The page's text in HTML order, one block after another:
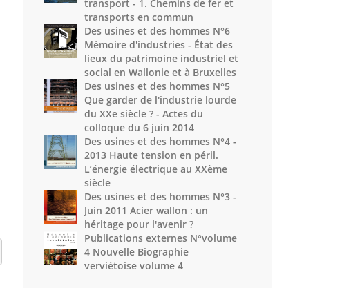
transport - 1. Chemins de fer et
transports en commun
Des usines et des hommes N°6
Mémoire d'industries - État des
lieux du patrimoine industriel et
social en Wallonie et à Bruxelles
Des usines et des hommes N°5
Que garder de l'industrie lourde
du XXe siècle ? - Actes du
colloque du 6 juin 2014
Des usines et des hommes N°4 -
2013 Haute tension en péril.
L’énergie électrique au XXème
siècle
Des usines et des hommes N°3 -
Juin 2011 Acier wallon : un
héritage pour l'avenir ?
Publications externes N°volume
4 Nouvelle Biographie
verviétoise volume 4